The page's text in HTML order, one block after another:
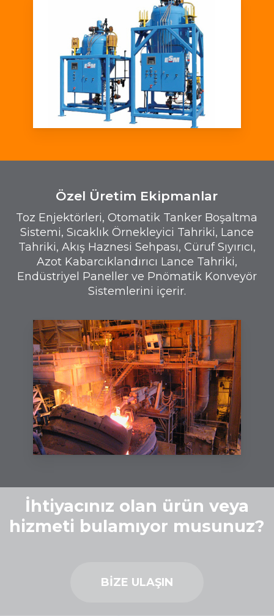
Özel Üretim Ekipmanlar
Toz Enjektörleri, Otomatik Tanker Boşaltma
Sistemi, Sıcaklık Örnekleyici Tahriki, Lance
Tahriki, Akış Haznesi Sehpası, Cüruf Sıyırıcı,
Azot Kabarcıklandırıcı Lance Tahriki,
Endüstriyel Paneller ve Pnömatik Konveyör
Sistemlerini içerir.
İhtiyacınız olan ürün veya
hizmeti bulamıyor musunuz?
BİZE ULAŞIN